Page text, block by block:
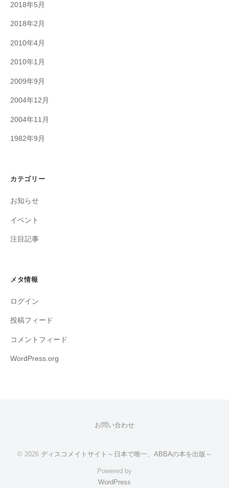
2018年5月
2018年2月
2010年4月
2010年1月
2009年9月
2004年12月
2004年11月
1982年9月
カテゴリー
お知らせ
イベント
注目記事
メタ情報
ログイン
投稿フィード
コメントフィード
WordPress.org
お問い合わせ
© 2026 ディスコメイトサイト～日本で唯一、ABBAの本を出版～
Powered by
WordPress